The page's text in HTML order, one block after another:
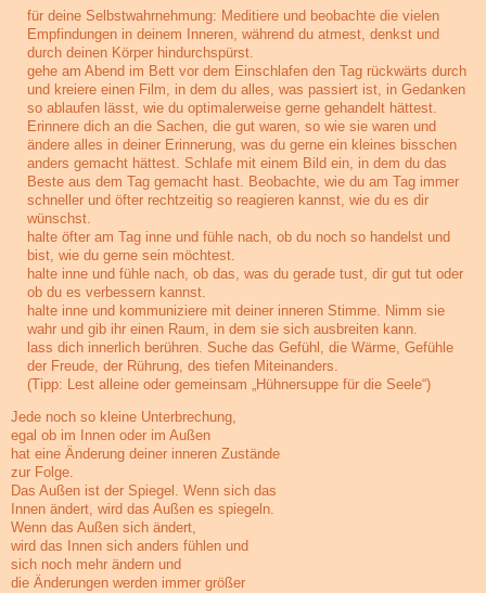
für deine Selbstwahrnehmung: Meditiere und beobachte die vielen
Empfindungen in deinem Inneren, während du atmest, denkst und
durch deinen Körper hindurchspürst.
gehe am Abend im Bett vor dem Einschlafen den Tag rückwärts durch
und kreiere einen Film, in dem du alles, was passiert ist, in Gedanken
so ablaufen lässt, wie du optimalerweise gerne gehandelt hättest.
Erinnere dich an die Sachen, die gut waren, so wie sie waren und
ändere alles in deiner Erinnerung, was du gerne ein kleines bisschen
anders gemacht hättest. Schlafe mit einem Bild ein, in dem du das
Beste aus dem Tag gemacht hast. Beobachte, wie du am Tag immer
schneller und öfter rechtzeitig so reagieren kannst, wie du es dir
wünschst.
halte öfter am Tag inne und fühle nach, ob du noch so handelst und
bist, wie du gerne sein möchtest.
halte inne und fühle nach, ob das, was du gerade tust, dir gut tut oder
ob du es verbessern kannst.
halte inne und kommuniziere mit deiner inneren Stimme. Nimm sie
wahr und gib ihr einen Raum, in dem sie sich ausbreiten kann.
lass dich innerlich berühren. Suche das Gefühl, die Wärme, Gefühle
der Freude, der Rührung, des tiefen Miteinanders.
(Tipp: Lest alleine oder gemeinsam „Hühnersuppe für die Seele“)
Jede noch so kleine Unterbrechung,
egal ob im Innen oder im Außen
hat eine Änderung deiner inneren Zustände
zur Folge.
Das Außen ist der Spiegel. Wenn sich das
Innen ändert, wird das Außen es spiegeln.
Wenn das Außen sich ändert,
wird das Innen sich anders fühlen und
sich noch mehr ändern und
die Änderungen werden immer größer